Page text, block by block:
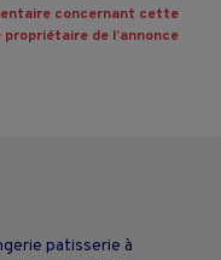
concernant cette
de l’annonce
patisserie à